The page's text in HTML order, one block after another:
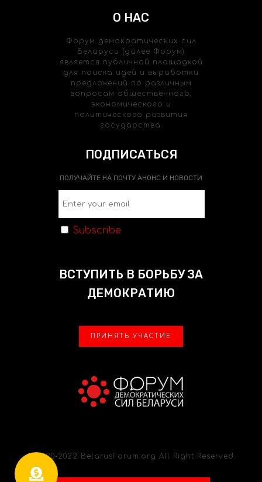
О НАС
Форум демократических сил
Беларуси (далее Форум)
является публичной площадкой
для поиска идей и выработки
предложений по различным
вопросам общественного,
экономического и
политического развития
государства.
ПОДПИСАТЬСЯ
ПОЛУЧАЙТЕ НА ПОЧТУ АНОНС И НОВОСТИ
Subscribe
ВСТУПИТЬ В БОРЬБУ ЗА
ДЕМОКРАТИЮ
ПРИНЯТЬ УЧАСТИЕ
© 2020-2022 BelarusForum.org All Right Reserved.